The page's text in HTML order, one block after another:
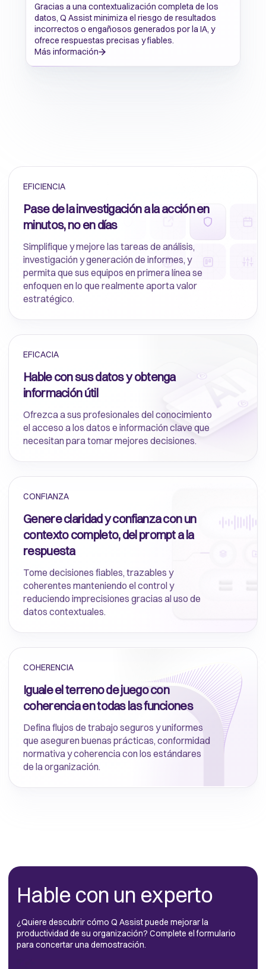
Gracias a una contextualización completa de los
datos, Q Assist minimiza el riesgo de resultados
incorrectos o engañosos generados por la IA, y
ofrece respuestas precisas y fiables.
Más información
EFICIENCIA
Pase de la investigación a la acción en
minutos, no en días
Simplifique y mejore las tareas de análisis,
investigación y generación de informes, y
permita que sus equipos en primera línea se
enfoquen en lo que realmente aporta valor
estratégico.
EFICACIA
Hable con sus datos y obtenga
información útil
Ofrezca a sus profesionales del conocimiento
el acceso a los datos e información clave que
necesitan para tomar mejores decisiones.
CONFIANZA
Genere claridad y confianza con un
contexto completo, del prompt a la
respuesta
Tome decisiones fiables, trazables y
coherentes manteniendo el control y
reduciendo imprecisiones gracias al uso de
datos contextuales.
COHERENCIA
Iguale el terreno de juego con
coherencia en todas las funciones
Defina flujos de trabajo seguros y uniformes
que aseguren buenas prácticas, conformidad
normativa y coherencia con los estándares
de la organización.
Hable con un experto
¿Quiere descubrir cómo Q Assist puede mejorar la
productividad de su organización? Complete el formulario
para concertar una demostración.